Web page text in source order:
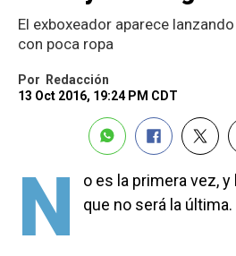
El exboxeador aparece
con poca ropa
Por
Redacción
13 Oct 2016, 19:24 PM CDT
N
o es la primera vez,
que no será la última.